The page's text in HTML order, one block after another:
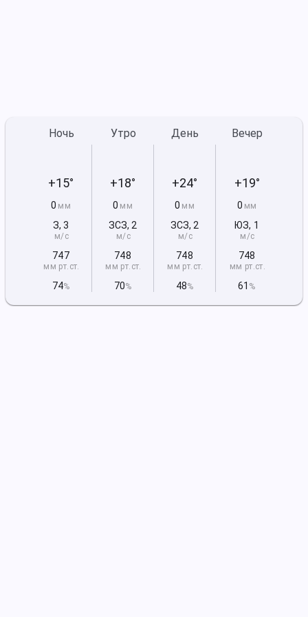
Ночь
+15°
0 мм
З,3
м/с
747
мм рт.ст.
74%
Утро
+18°
0 мм
ЗСЗ, 2
м/с
748
мм рт.ст.
70%
День
+24°
0 мм
ЗСЗ, 2
м/с
748
мм рт.ст.
48%
Вечер
+19°
0 мм
ЮЗ, 1
м/с
748
мм рт.ст.
61 %